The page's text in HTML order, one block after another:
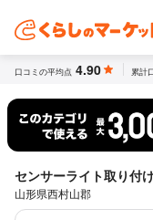
口コミの平均点 4.90 累計
センサーライト取り付
山形県西村山郡